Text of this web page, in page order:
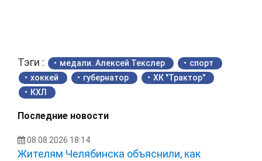
Тэги : медали. Алексей Текслер
спорт
хоккей
губернатор
ХК "Трактор"
КХЛ
Последние новости
08.08.2026 18:14
Жителям Челябинска объяснили, как